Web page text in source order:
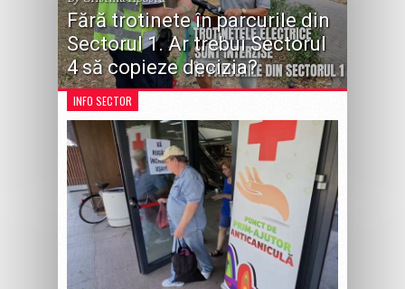
Fără trotinete în parcurile din
Sectorul 1. Ar trebui Sectorul
4 să copieze decizia?
INFO SECTOR